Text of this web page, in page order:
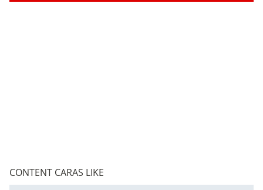
CONTENT CARAS LIKE